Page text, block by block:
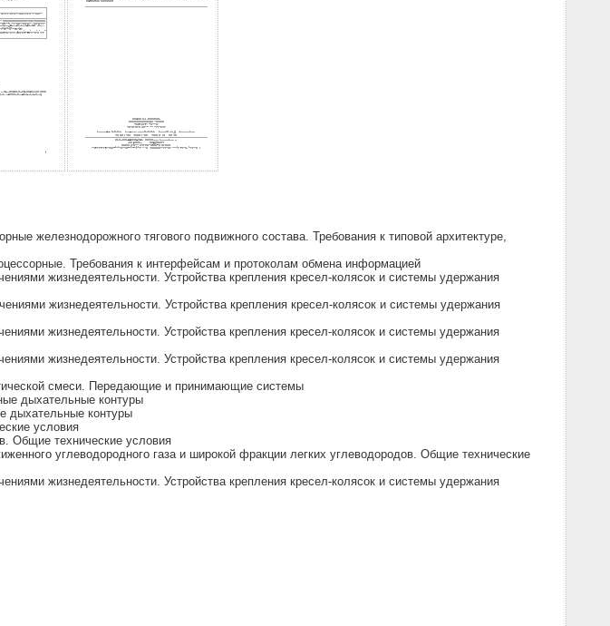
железнодорожного тягового подвижного состава. Требования к типовой архитектуре,
Требования к интерфейсам и протоколам обмена информацией
жизнедеятельности. Устройства крепления кресел-колясок и системы удержания
жизнедеятельности. Устройства крепления кресел-колясок и системы удержания
жизнедеятельности. Устройства крепления кресел-колясок и системы удержания
жизнедеятельности. Устройства крепления кресел-колясок и системы удержания
смеси. Передающие и принимающие системы
дыхательные контуры
дыхательные контуры
условия
Общие технические условия
углеводородного газа и широкой фракции легких углеводородов. Общие технические
жизнедеятельности. Устройства крепления кресел-колясок и системы удержания